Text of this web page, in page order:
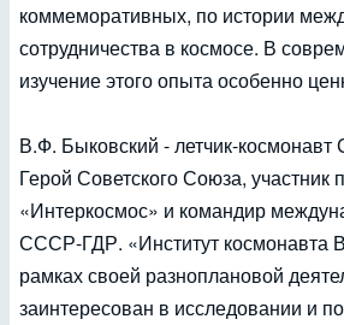
коммеморативных, по истории
сотрудничества в космосе. В
изучение этого опыта особенно
В.Ф. Быковский - летчик-
Герой Советского Союза, участник
«Интеркосмос» и командир
СССР-ГДР. «Институт космонавта
рамках своей разноплановой
заинтересован в исследовании и